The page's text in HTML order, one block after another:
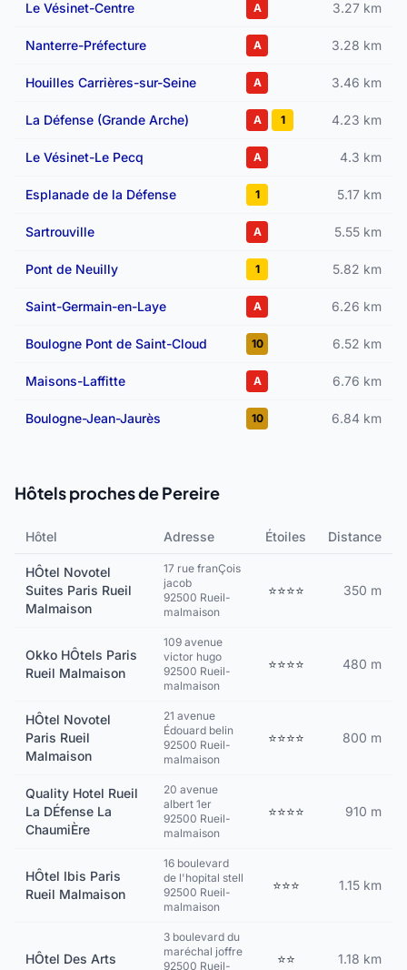
Le Vésinet-Centre A 3.27 km
Nanterre-Préfecture A 3.28 km
Houilles Carrières-sur-Seine A 3.46 km
La Défense (Grande Arche) A 1 4.23 km
Le Vésinet-Le Pecq A 4.3 km
Esplanade de la Défense 1 5.17 km
Sartrouville A 5.55 km
Pont de Neuilly 1 5.82 km
Saint-Germain-en-Laye A 6.26 km
Boulogne Pont de Saint-Cloud 10 6.52 km
Maisons-Laffitte A 6.76 km
Boulogne-Jean-Jaurès 10 6.84 km
Hôtels proches de Pereire
Hôtel Adresse Étoiles Distance
HÔtel Novotel
Suites Paris Rueil
Malmaison
17 rue franÇois
jacob
92500 Rueil-
malmaison
⭐⭐⭐⭐ 350 m
Okko HÔtels Paris
Rueil Malmaison
109 avenue
victor hugo
92500 Rueil-
malmaison
⭐⭐⭐⭐ 480 m
HÔtel Novotel
Paris Rueil
Malmaison
21 avenue
Édouard belin
92500 Rueil-
malmaison
⭐⭐⭐⭐ 800 m
Quality Hotel Rueil
La DÉfense La
ChaumiÈre
20 avenue
albert 1er
92500 Rueil-
malmaison
⭐⭐⭐⭐ 910 m
HÔtel Ibis Paris
Rueil Malmaison
16 boulevard
de l'hopital stell
92500 Rueil-
malmaison
⭐⭐⭐ 1.15 km
HÔtel Des Arts
3 boulevard du
maréchal joffre
92500 Rueil-
⭐⭐ 1.18 km